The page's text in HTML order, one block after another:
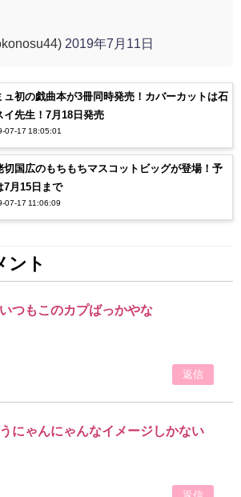
2019年7月11日
ュ初の戯曲本が3冊同時発売！カバーカットは石
イ先生！7月18日発売
07-17 18:05:01
切国広のもちもちマスコットビッグが登場！予
7月15日まで
07-17 11:06:09
ント
つもこのカプばっかやな
返信
にゃんにゃんなイメージしかない